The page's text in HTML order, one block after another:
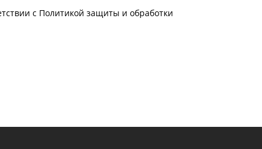
с Политикой защиты и обработки